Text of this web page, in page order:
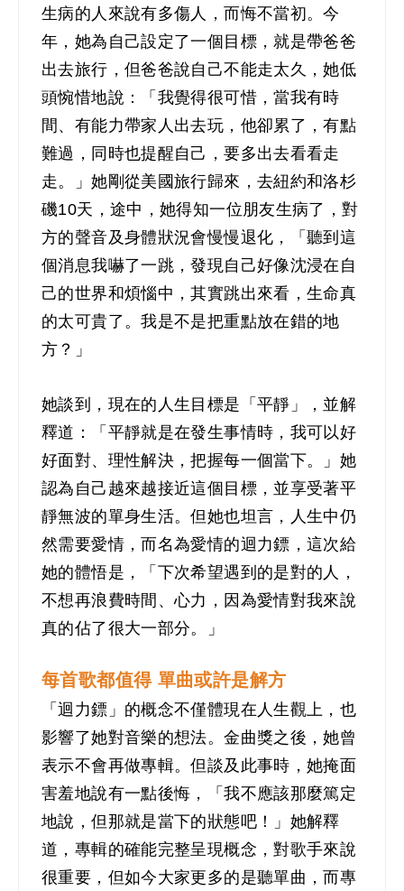
生病的人來說有多傷人，而悔不當初。今
年，她為自己設定了一個目標，就是帶爸爸
出去旅行，但爸爸說自己不能走太久，她低
頭惋惜地說：「我覺得很可惜，當我有時
間 、 有能力帶家人出去玩，他卻累了，有點
難過，同時也提醒自己，要多出去看看走
走。」她剛從美國旅行歸來，去紐約和洛杉
磯10天，途中，她得知一位朋友生病了，對
方的聲音及身體狀況會慢慢退化，「聽到這
個消息我嚇了一跳，發現自己好像沈浸在自
己的世界和煩惱中，其實跳出來看，生命真
的太可貴了。我是不是把重點放在錯的地
方？」
她談到，現在的人生目標是「平靜」，並解
釋道：「平靜就是在發生事情時，我可以好
好面對、理性解決，把握每一個當下。」她
認為自己越來越接近這個目標，並享受著平
靜無波的單身生活。但她也坦言，人生中仍
然需要愛情，而名為愛情的迴力鏢，這次給
她的體悟是，「下次希望遇到的是對的人，
不想再浪費時間、心力，因為愛情對我來說
真的佔了很大一部分。」
每首歌都值得 單曲或許是解方
「迴力鏢」的概念不僅體現在人生觀上，也
影響了她對音樂的想法。金曲獎之後，她曾
表示不會再做專輯。但談及此事時，她掩面
害羞地說有一點後悔，「我不應該那麼篤定
地說，但那就是當下的狀態吧！」她解釋
道，專輯的確能完整呈現概念，對歌手來說
很重要，但如今大家更多的是聽單曲，而專